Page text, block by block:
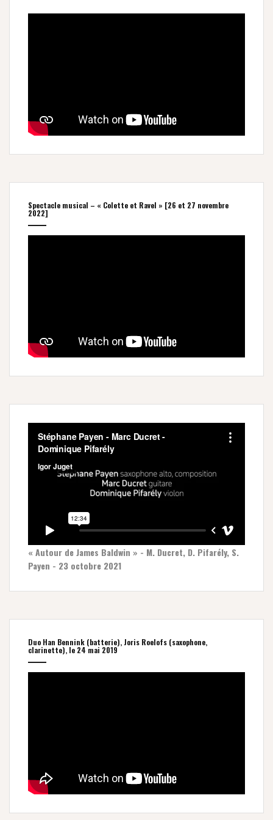
Spectacle musical – « Colette et Ravel » [26 et 27 novembre
2022]
« Autour de James Baldwin » - M. Ducret, D. Pifarély, S.
Payen - 23 octobre 2021
Duo Han Bennink (batterie), Joris Roelofs (saxophone,
clarinette), le 24 mai 2019